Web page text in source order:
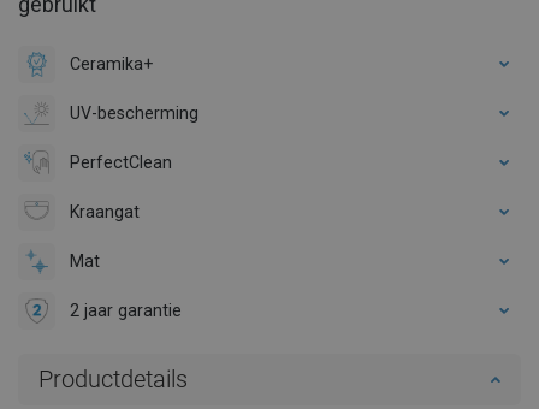
Ceramika+
UV-bescherming
PerfectClean
Kraangat
Mat
2 jaar garantie
Productdetails